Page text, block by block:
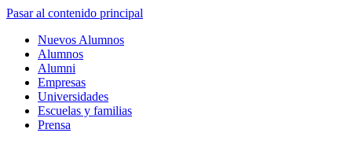
Pasar al contenido principal
Nuevos Alumnos
Alumnos
Alumni
Empresas
Universidades
Escuelas y familias
Prensa